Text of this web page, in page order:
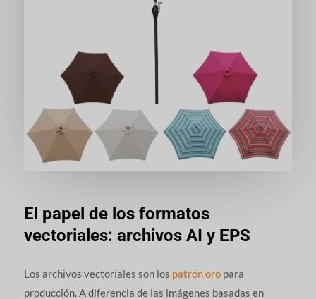
El papel de los formatos
vectoriales: archivos AI y EPS
Los archivos vectoriales son los patrón oropara
producción. A diferencia de las imágenes basadas en